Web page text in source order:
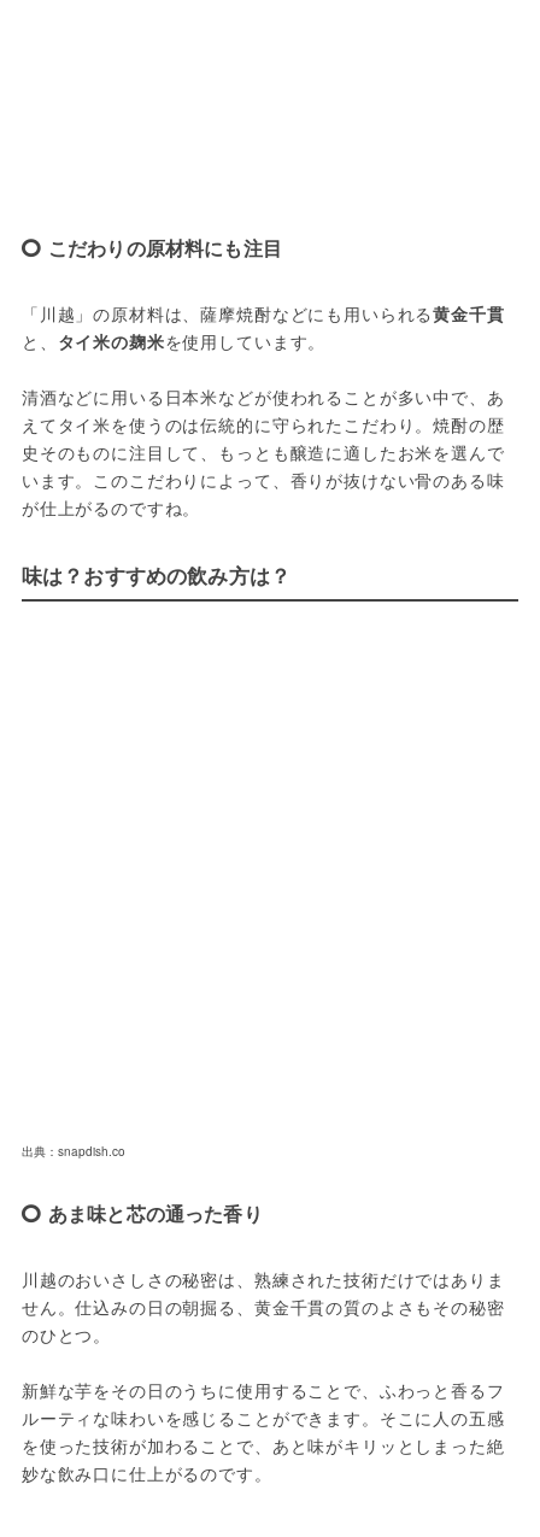
こだわりの原材料にも注目
「川越」の原材料は、薩摩焼酎などにも用いられる黄金千貫
と、 タイ米の麹米を使用しています。
清酒などに用いる日本米などが使われることが多い中で、あ
えてタイ米を使うのは伝統的に守られたこだわり。焼酎の歴
史そのものに注目して、もっとも醸造に適したお米を選んで
います。このこだわりによって、香りが抜けない骨のある味
が仕上がるのですね。
味は？おすすめの飲み方は？
出典：snapdish.co
あま味と芯の通った香り
川越のおいさしさの秘密は、熟練された技術だけではありま
せん。仕込みの日の朝掘る、黄金千貫の質のよさもその秘密
のひとつ。
新鮮な芋をその日のうちに使用することで、ふわっと香るフ
ルーティな味わいを感じることができます。そこに人の五感
を使った技術が加わることで、あと味がキリッとしまった絶
妙な飲み口に仕上がるのです。